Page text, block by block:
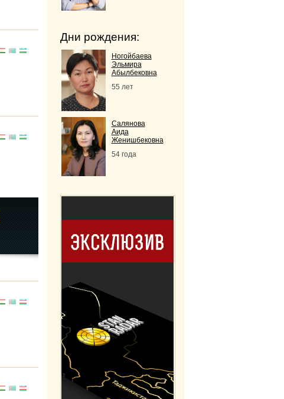
Дни рождения:
Ногойбаева
Эльмира
Абылбековна
55 лет
Салянова
Аида
Женишбековна
54 года